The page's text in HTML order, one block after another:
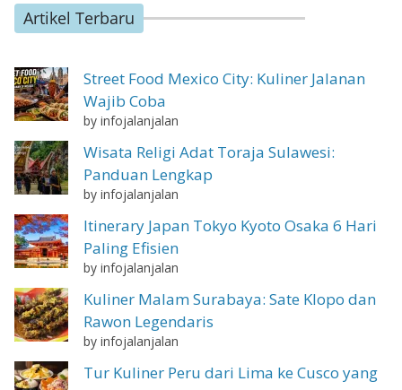
Artikel Terbaru
Street Food Mexico City: Kuliner Jalanan
Wajib Coba
by infojalanjalan
Wisata Religi Adat Toraja Sulawesi:
Panduan Lengkap
by infojalanjalan
Itinerary Japan Tokyo Kyoto Osaka 6 Hari
Paling Efisien
by infojalanjalan
Kuliner Malam Surabaya: Sate Klopo dan
Rawon Legendaris
by infojalanjalan
Tur Kuliner Peru dari Lima ke Cusco yang